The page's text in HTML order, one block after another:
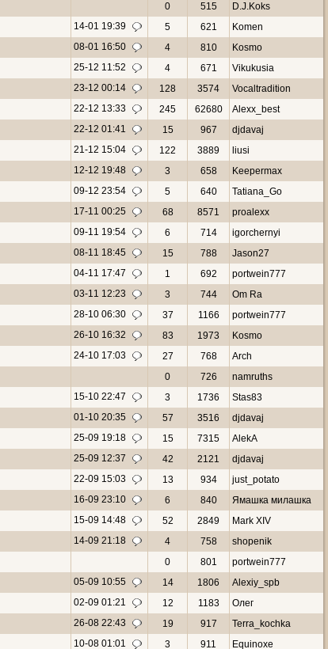
0 515
D.J.Koks
14-01 19:39 5 621
Komen
08-01 16:50 4 810
Kosmo
25-12 11:52 4 671
Vikukusia
23-12 00:14 128 3574
Vocaltradition
22-12 13:33 245 62680
Alexx_best
22-12 01:41 15 967
djdavaj
21-12 15:04 122 3889
liusi
12-12 19:48 3 658
Keepermax
09-12 23:54 5 640
Tatiana_Go
17-11 00:25 68 8571
proalexx
09-11 19:54 6 714
igorchernyi
08-11 18:45 15 788
Jason27
04-11 17:47 1 692
portwein777
03-11 12:23 3 744
Om Ra
28-10 06:30 37 1166
portwein777
26-10 16:32 83 1973
Kosmo
24-10 17:03 27 768
Arch
0 726
namruths
15-10 22:47 3 1736
Stas83
01-10 20:35 57 3516
djdavaj
25-09 19:18 15 7315
AlekA
25-09 12:37 42 2121
djdavaj
22-09 15:03 13 934
just_potato
16-09 23:10 6 840
Ямашка милашка
15-09 14:48 52 2849
Mark XIV
14-09 21:18 4 758
shopenik
0 801
portwein777
05-09 10:55 14 1806
Alexiy_spb
02-09 01:21 12 1183
Олег
26-08 22:43 19 917
Terra_kochka
10-08 01:01 3 911
Equinoxe